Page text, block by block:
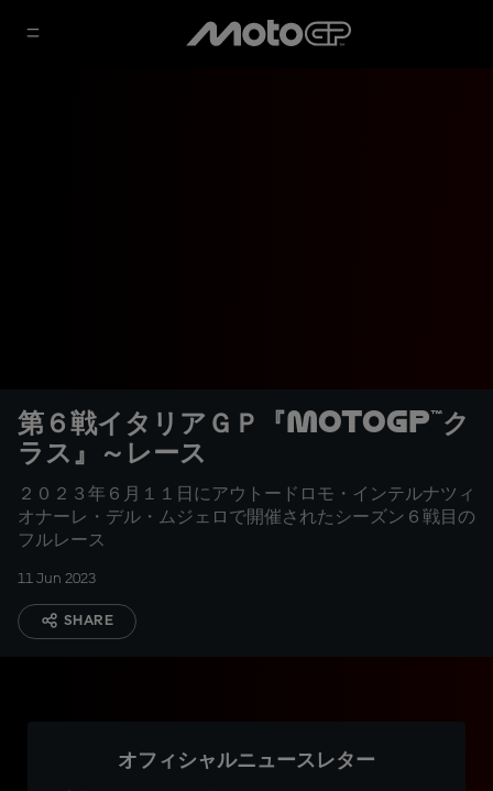
第６戦イタリアＧＰ『MotoGP™ク
ラス』～レース
２０２３年６月１１日にアウトードロモ・インテルナツィ
オナーレ・デル・ムジェロで開催されたシーズン６戦目の
フルレース
11 Jun 2023
SHARE
オフィシャルニュースレター